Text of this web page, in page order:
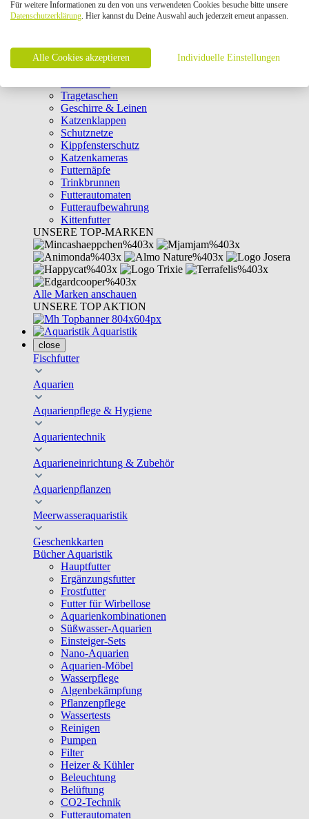
Intelligenzspielzeug
Laserpointer & Elektrospielzeug
Clicker & Target Sticks für Katzen
Weiteres Katzenspielzeug
Transportboxen
Tragetaschen
Geschirre & Leinen
Katzenklappen
Schutznetze
Kippfensterschutz
Katzenkameras
Futternäpfe
Trinkbrunnen
Futterautomaten
Futteraufbewahrung
Kittenfutter
UNSERE TOP-MARKEN
Alle Marken anschauen
UNSERE TOP AKTION
Aquaristik
close
Fischfutter
Aquarien
Aquarienpflege & Hygiene
Aquarientechnik
Aquarieneinrichtung & Zubehör
Aquarienpflanzen
Meerwasseraquaristik
Geschenkkarten
Bücher Aquaristik
Hauptfutter
Ergänzungsfutter
Frostfutter
Futter für Wirbellose
Aquarienkombinationen
Süßwasser-Aquarien
Einsteiger-Sets
Nano-Aquarien
Aquarien-Möbel
Wasserpflege
Algenbekämpfung
Pflanzenpflege
Wassertests
Reinigen
Pumpen
Filter
Heizer & Kühler
Beleuchtung
Belüftung
CO2-Technik
Futterautomaten
Für weitere Informationen zu den von uns verwendeten Cookies besuche bitte unsere
Datenschutzerklärung. Hier kannst du Deine Auswahl auch jederzeit erneut anpassen.
Alle Cookies akzeptieren Individuelle Einstellungen